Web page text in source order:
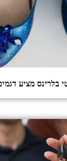
בלרינס מציע